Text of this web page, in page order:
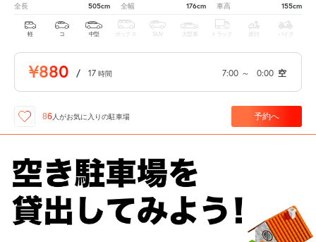
全長 505cm 全幅 176cm 車高 155cm
軽 コ 中型 ボックス SUV 大型車 トラック 原付 バイク
¥880 / 17 時間 7:00 ～ 0:00 空
86 人がお気に入りの駐車場 予約へ